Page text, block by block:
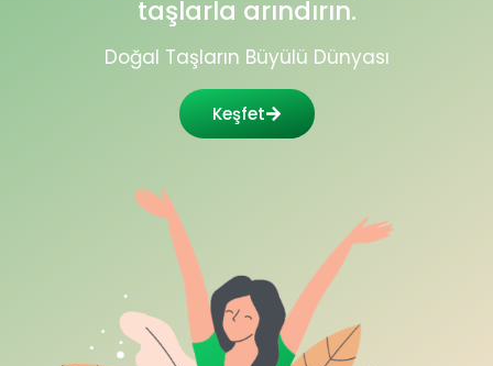
taşlarla arındırın.
Doğal Taşların Büyülü Dünyası
Keşfet